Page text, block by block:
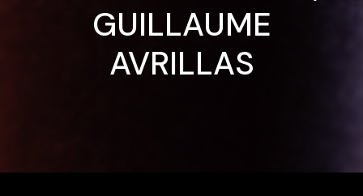
GUILLAUME
AVRILLAS